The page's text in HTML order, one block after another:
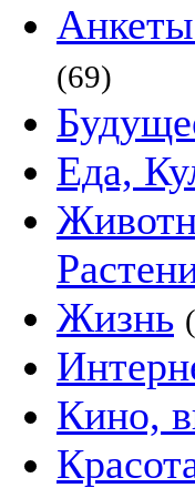
(69)
Еда,
Жизнь
Кино,